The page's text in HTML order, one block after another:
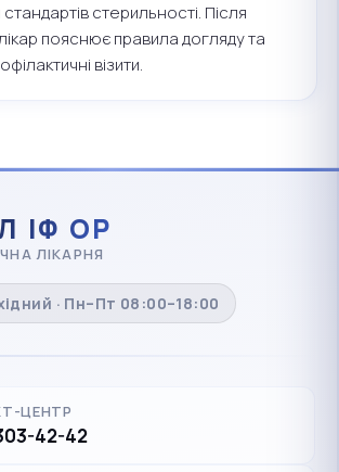
стерильності. Після
пояснює правила догляду та
візити.
ІФ ОР
ЛІКАРНЯ
· Пн–Пт 08:00–18:00
ЦЕНТР
42-42